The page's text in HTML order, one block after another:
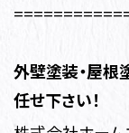
外壁塗装・屋根
任せ下さい！